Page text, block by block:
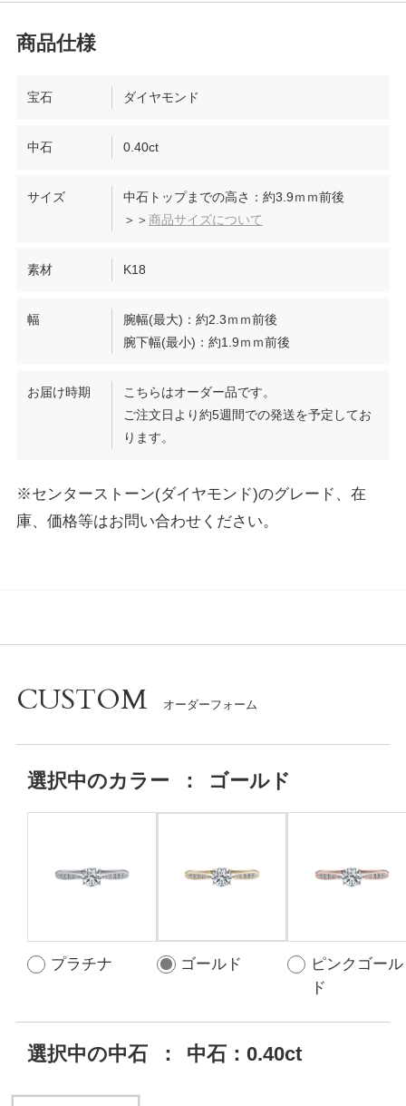
宝石 ダイヤモンド
中石 0.40ct
サイズ
中石トップまでの高さ：約3.9ｍｍ前後
＞＞商品サイズについて
素材 K18
幅
腕幅(最大)：約2.3ｍｍ前後
腕下幅(最小)：約1.9ｍｍ前後
お届け時期
こちらはオーダー品です。
ご注文日より約5週間での発送を予定してお
ります。
※センターストーン(ダイヤモンド)のグレード、在
庫、価格等はお問い合わせください。
CUSTOM
選択中のカラー ： ゴールド
プラチナ ゴールド
ピンクゴール
ド
選択中の中石 ： 中石：0.40ct